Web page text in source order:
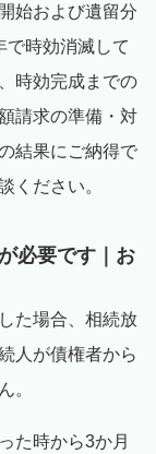
始および遺留分
で時効消滅して
時効完成までの
請求の準備・対
結果にご納得で
ください。
必要です｜お
た場合、相続放
人が債権者から
。
た時から3か月